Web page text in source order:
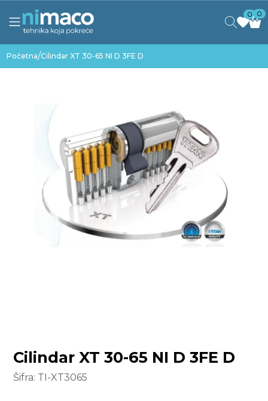
0 0
Početna/Cilindar XT 30-65 NI D 3FE D
Cilindar XT 30-65 NI D 3FE D
Šifra: TI-XT3065